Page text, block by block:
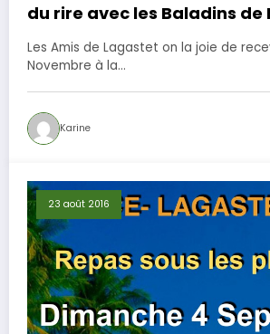
du rire avec les Baladins de
Les Amis de Lagastet on la joie de
Novembre à la…
Karine
23 août 2016